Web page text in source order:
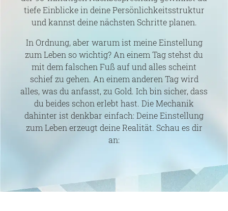
tiefe Einblicke in deine Persönlichkeitsstruktur
und kannst deine nächsten Schritte planen.
In Ordnung, aber warum ist meine Einstellung
zum Leben so wichtig? An einem Tag stehst du
mit dem falschen Fuß auf und alles scheint
schief zu gehen. An einem anderen Tag wird
alles, was du anfasst, zu Gold. Ich bin sicher, dass
du beides schon erlebt hast. Die Mechanik
dahinter ist denkbar einfach: Deine Einstellung
zum Leben erzeugt deine Realität. Schau es dir
an: